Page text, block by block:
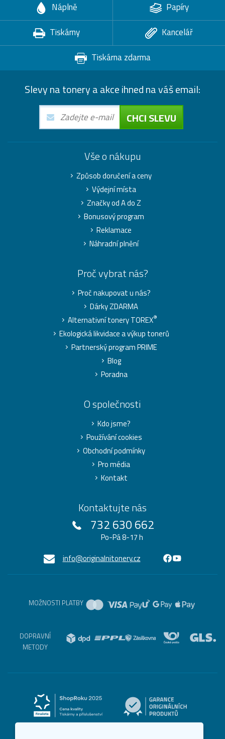
Náplně
Papíry
Tiskárny
Kancelář
Tiskárna zdarma
Slevy na tonery a akce ihned na váš email:
CHCI SLEVU
Vše o nákupu
Způsob doručení a ceny
Výdejní místa
Značky od A do Z
Bonusový program
Reklamace
Náhradní plnění
Proč vybrat nás?
Proč nakupovat u nás?
Dárky ZDARMA
Alternativní tonery TOREX®
Ekologická likvidace a výkup tonerů
Partnerský program PRIME
Blog
Poradna
O společnosti
Kdo jsme?
Používání cookies
Obchodní podmínky
Pro média
Kontakt
Kontaktujte nás
732 630 662
Po-Pá 8-17 h
info@originalnitonery.cz
MOŽNOSTI PLATBY
DOPRAVNÍ
METODY